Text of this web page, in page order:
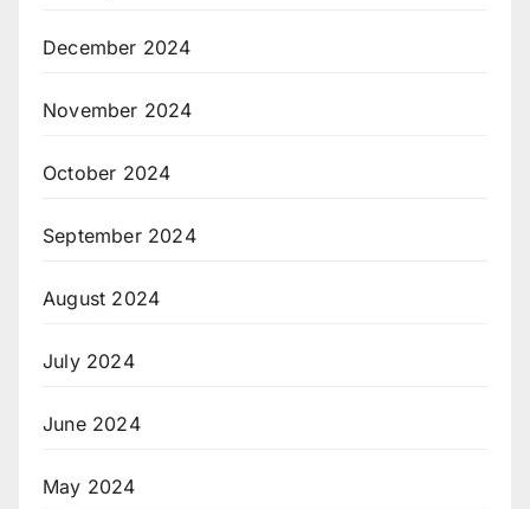
December 2024
November 2024
October 2024
September 2024
August 2024
July 2024
June 2024
May 2024